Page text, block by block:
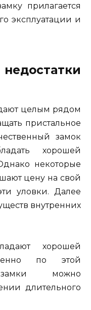
прилагается
эксплуатации и
целым рядом
пристальное
замок
хорошей
некоторые
цену на свой
уловки. Далее
внутренних
хорошей
по этой
можно
длительного